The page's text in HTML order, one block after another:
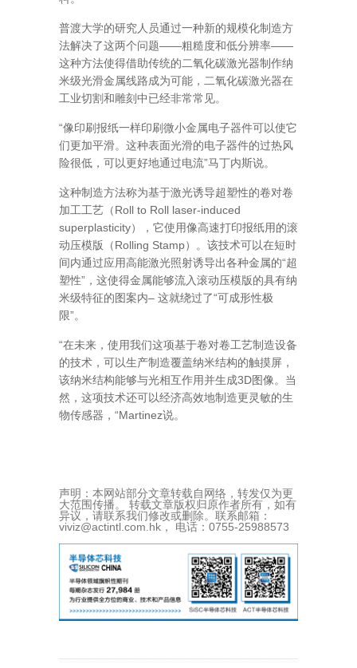
普渡大学的研究人员通过一种新的规模化制造方
法解决了这两个问题——粗糙度和低分辨率——
这种方法使得借助传统的二氧化碳激光器制作纳
米级光滑金属线路成为可能，二氧化碳激光器在
工业切割和雕刻中已经非常常见。
“像印刷报纸一样印刷微小金属电子器件可以使它
们更加平滑。这种表面光滑的电子器件的过热风
险很低，可以更好地通过电流”马丁内斯说。
这种制造方法称为基于激光诱导超塑性的卷对卷
加工工艺（Roll to Roll laser-induced
superplasticity），它使用像高速打印报纸用的滚
动压模版（Rolling Stamp）。该技术可以在短时
间内通过应用高能激光照射诱导出各种金属的“超
塑性”，这使得金属能够流入滚动压模版的具有纳
米级特征的图案内– 这就绕过了“可成形性极
限”。
“在未来，使用我们这项基于卷对卷工艺制造设备
的技术，可以生产制造覆盖纳米结构的触摸屏，
该纳米结构能够与光相互作用并生成3D图像。当
然，这项技术还可以经济高效地制造更灵敏的生
物传感器，“Martinez说。
声明：本网站部分文章转载自网络，转发仅为更
大范围传播。 转载文章版权归原作者所有，如有
异议，请联系我们修改或删除。联系邮箱：
viviz@actintl.com.hk， 电话：0755-25988573